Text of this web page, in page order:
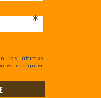
*
las últimas
en cualquier